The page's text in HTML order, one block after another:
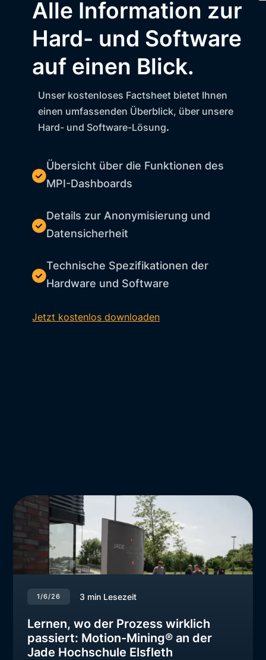
Alle Information zur
Hard- und Software
auf einen Blick.
Unser kostenloses Factsheet bietet Ihnen
einen umfassenden Überblick, über unsere
Hard- und Software-Lösung.
Übersicht über die Funktionen des
MPI-Dashboards
Details zur Anonymisierung und
Datensicherheit
Technische Spezifikationen der
Hardware und Software
Jetzt kostenlos downloaden
1/6/26 3 min Lesezeit
Lernen, wo der Prozess wirklich
passiert: Motion-Mining® an der
Jade Hochschule Elsfleth